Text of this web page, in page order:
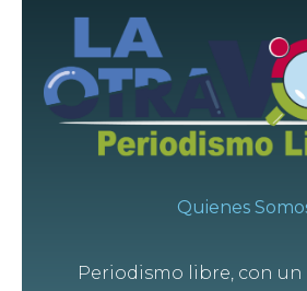
Quienes
Periodismo libre, con